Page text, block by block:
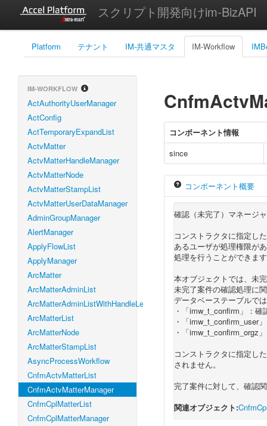
スクリプト開発向けim-BizAPI
Platform テナント IM-共通マスタ IM-Workflow
IM-WORKFLOW
ActAuthorityUserManager
ActConfig
ActTemporaryExpandList
ActvMatter
ActvMatterHandleManager
ActvMatterNode
ActvMatterStampList
ActvMatterUserDataManager
AdminGroupManager
AlertManager
ApplyFlowList
ApplyManager
ArcMatter
ArcMatterAdminList
ArcMatterAdminListWithHandleLevel
ArcMatterList
ArcMatterNode
ArcMatterStampList
AsyncProcessWorkflow
CnfmActvMatterList
CnfmActvMatterManager
CnfmCplMatterList
CnfmCplMatterManager
コンポーネント情報
since
コンポーネント概要
確認（未完了）マネージ
コンストラクタに指定し
あるユーザが処理権限が
処理を行うことができま
本オブジェクトでは、未
未完了案件の確認処理に
データベーステーブルで
・「imw_t_confirm」：
・「imw_t_confirm_user
・「imw_t_confirm_orgz
コンストラクタに指定し
されません。
完了案件に対して、確認
関連オブジェクト: